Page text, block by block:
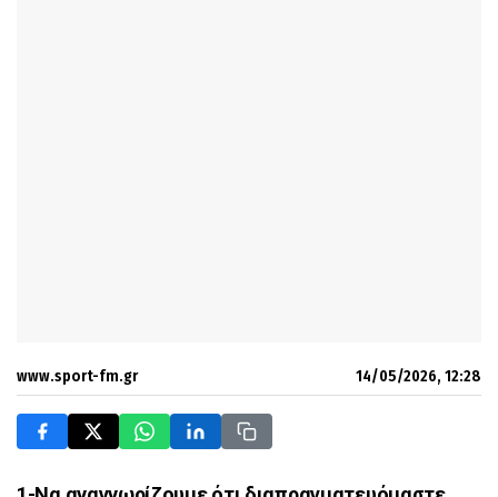
www.sport-fm.gr 14/05/2026, 12:28